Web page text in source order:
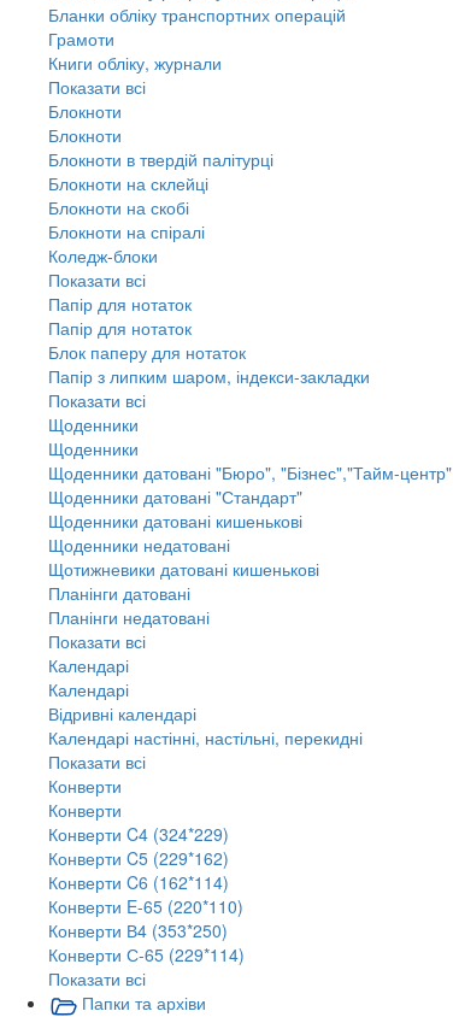
Бланки обліку транспортних операцій
Грамоти
Книги обліку, журнали
Показати всі
Блокноти
Блокноти
Блокноти в твердій палітурці
Блокноти на склейці
Блокноти на скобі
Блокноти на спіралі
Коледж-блоки
Показати всі
Папір для нотаток
Папір для нотаток
Блок паперу для нотаток
Папір з липким шаром, індекси-закладки
Показати всі
Щоденники
Щоденники
Щоденники датовані "Бюро", "Бізнес","Тайм-центр"
Щоденники датовані "Стандарт"
Щоденники датовані кишенькові
Щоденники недатовані
Щотижневики датовані кишенькові
Планінги датовані
Планінги недатовані
Показати всі
Календарі
Календарі
Відривні календарі
Календарі настінні, настільні, перекидні
Показати всі
Конверти
Конверти
Конверти C4 (324*229)
Конверти C5 (229*162)
Конверти C6 (162*114)
Конверти E-65 (220*110)
Конверти В4 (353*250)
Конверти С-65 (229*114)
Показати всі
Папки та архіви